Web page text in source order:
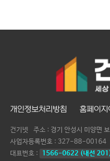
개인정보처리방침 홈페이지
건기넷
주소 : 경기 안성시 미양면
사업자등록번호 : 327-88-00164
대표번호 :
1566-0622 (내선